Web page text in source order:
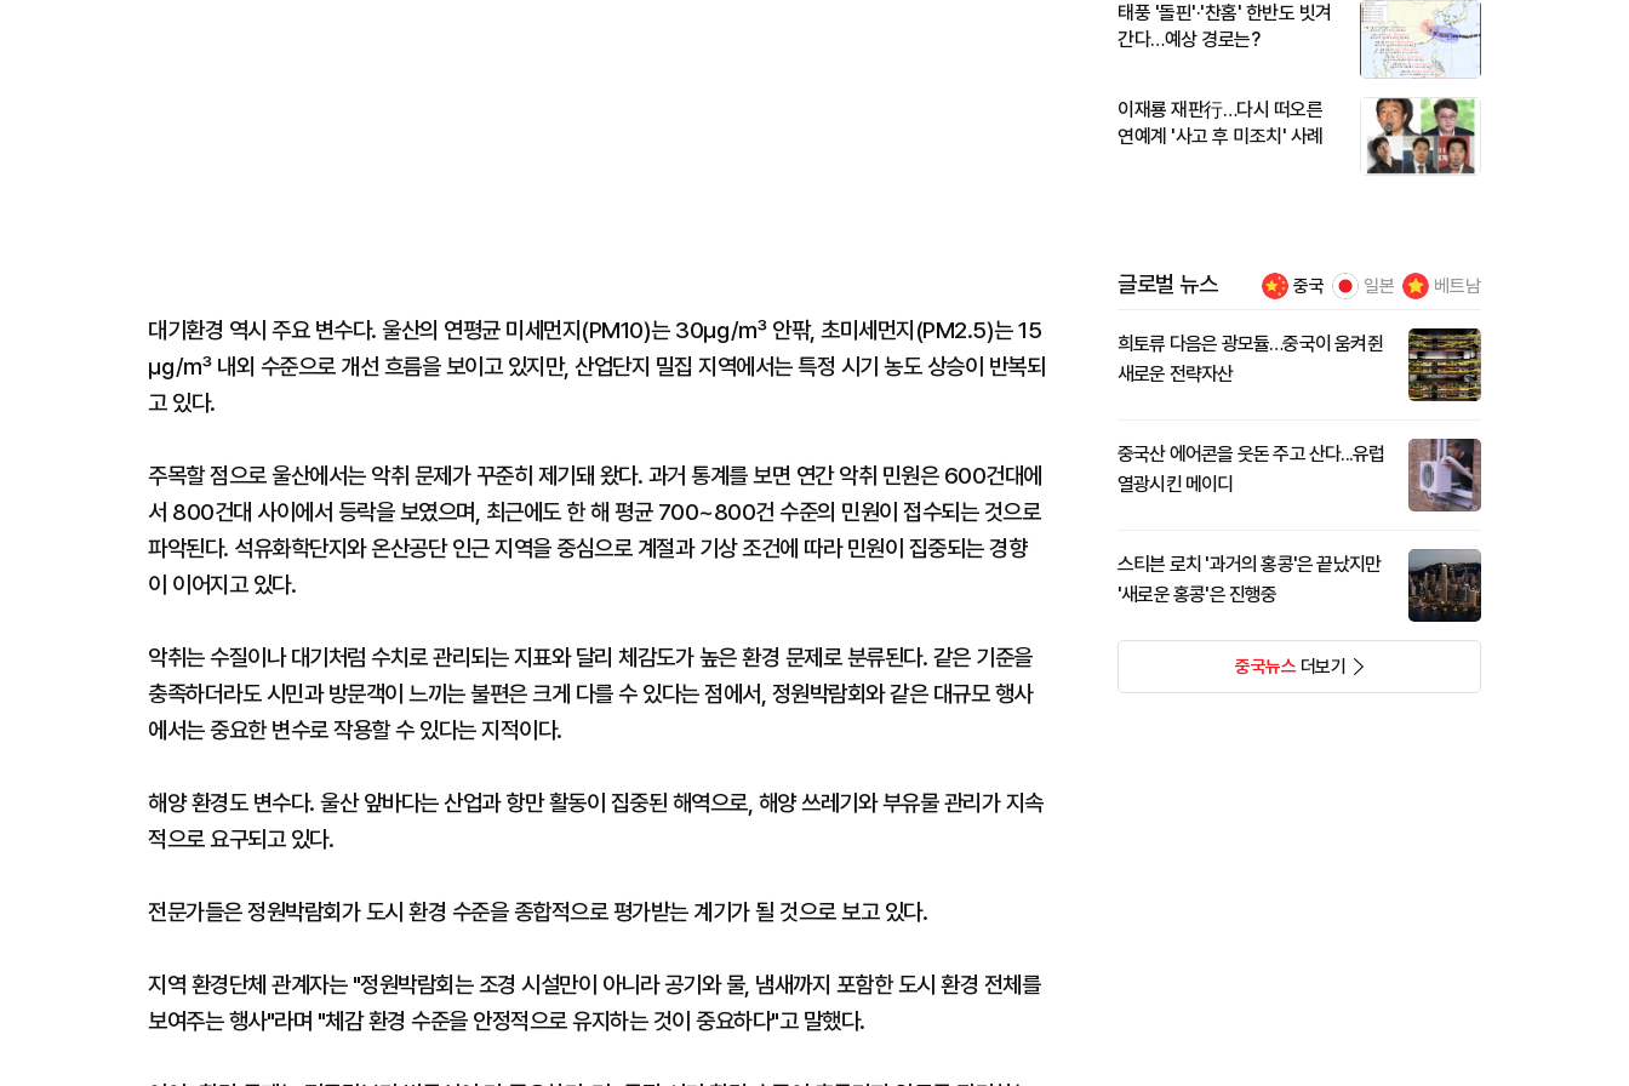
대기환경 역시 주요 변수다. 울산의 연평균 미세먼지(PM10)는 30㎍/㎥ 안팎, 초미세먼지(PM2.5)는 15
㎍/㎥ 내외 수준으로 개선 흐름을 보이고 있지만, 산업단지 밀집 지역에서는 특정 시기 농도 상승이 반복되
고 있다.
주목할 점으로 울산에서는 악취 문제가 꾸준히 제기돼 왔다. 과거 통계를 보면 연간 악취 민원은 600건대에
서 800건대 사이에서 등락을 보였으며, 최근에도 한 해 평균 700~800건 수준의 민원이 접수되는 것으로
파악된다. 석유화학단지와 온산공단 인근 지역을 중심으로 계절과 기상 조건에 따라 민원이 집중되는 경향
이 이어지고 있다.
악취는 수질이나 대기처럼 수치로 관리되는 지표와 달리 체감도가 높은 환경 문제로 분류된다. 같은 기준을
충족하더라도 시민과 방문객이 느끼는 불편은 크게 다를 수 있다는 점에서, 정원박람회와 같은 대규모 행사
에서는 중요한 변수로 작용할 수 있다는 지적이다.
해양 환경도 변수다. 울산 앞바다는 산업과 항만 활동이 집중된 해역으로, 해양 쓰레기와 부유물 관리가 지속
적으로 요구되고 있다.
전문가들은 정원박람회가 도시 환경 수준을 종합적으로 평가받는 계기가 될 것으로 보고 있다.
지역 환경단체 관계자는 "정원박람회는 조경 시설만이 아니라 공기와 물, 냄새까지 포함한 도시 환경 전체를
보여주는 행사"라며 "체감 환경 수준을 안정적으로 유지하는 것이 중요하다"고 말했다.
태풍 '돌핀'·'찬홈' 한반도 빗겨
간다…예상 경로는?
이재룡 재판行…다시 떠오른
연예계 '사고 후 미조치' 사례
글로벌 뉴스 중국 일본 베트남
희토류 다음은 광모듈…중국이 움켜쥔
새로운 전략자산
중국산 에어콘을 웃돈 주고 산다...유럽
열광시킨 메이디
스티븐 로치 '과거의 홍콩'은 끝났지만
'새로운 홍콩'은 진행중
중국뉴스더보기